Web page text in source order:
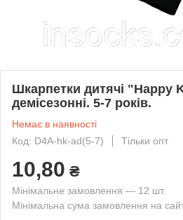
Шкарпетки дитячі "Happy
демісезонні. 5-7 років.
Немає в наявності
Код: D4A-hk-ad(5-7)
Тільки опт
10,80 ₴
Мінімальне замовлення — 12 шт.
Мінімальна сума замовлення на